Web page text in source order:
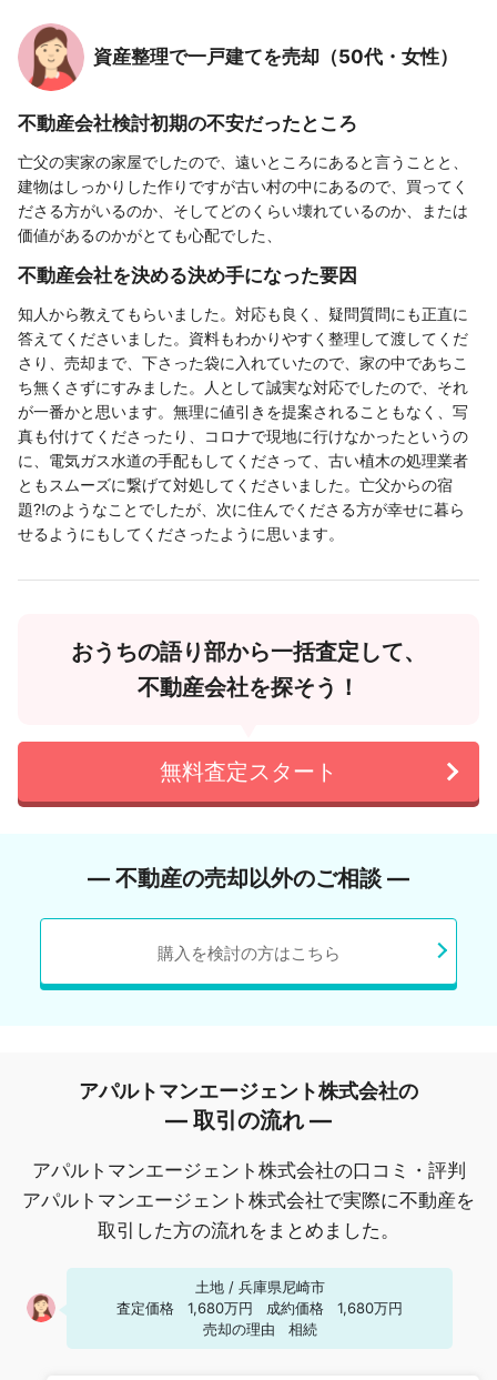
資産整理で一戸建てを売却（50代・女性）
不動産会社検討初期の不安だったところ
亡父の実家の家屋でしたので、遠いところにあると言うことと、
建物はしっかりした作りですが古い村の中にあるので、買ってく
ださる方がいるのか、そしてどのくらい壊れているのか、または
価値があるのかがとても心配でした、
不動産会社を決める決め手になった要因
知人から教えてもらいました。対応も良く、疑問質問にも正直に
答えてくださいました。資料もわかりやすく整理して渡してくだ
さり、売却まで、下さった袋に入れていたので、家の中であちこ
ち無くさずにすみました。人として誠実な対応でしたので、それ
が一番かと思います。無理に値引きを提案されることもなく、写
真も付けてくださったり、コロナで現地に行けなかったというの
に、電気ガス水道の手配もしてくださって、古い植木の処理業者
ともスムーズに繋げて対処してくださいました。亡父からの宿
題⁈のようなことでしたが、次に住んでくださる方が幸せに暮ら
せるようにもしてくださったように思います。
おうちの語り部から一括査定して、
不動産会社を探そう！
無料査定スタート
― 不動産の売却以外のご相談 ―
購入を検討の方はこちら
アパルトマンエージェント株式会社の
― 取引の流れ ―
アパルトマンエージェント株式会社の口コミ・評判
アパルトマンエージェント株式会社で実際に不動産を
取引した方の流れをまとめました。
土地 / 兵庫県尼崎市
査定価格
1,680万円 成約価格
1,680万円
売却の理由
相続